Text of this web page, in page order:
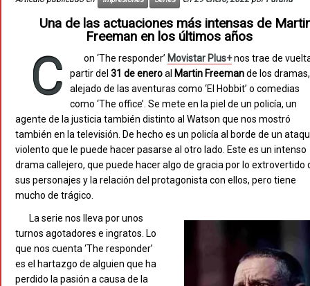
Una de las actuaciones más intensas de
Freeman en los últimos años
C on ‘The responder’ Movistar Plus+nos trae de
partir del 31 de eneroal Martin Freemande los dramas,
alejado de las aventuras como ‘El Hobbit’ o comedias
como ‘The office’. Se mete en la piel de un policía, un
agente de la justicia también distinto al Watson que nos mostró
también en la televisión. De hecho es un policía al borde de un
violento que le puede hacer pasarse al otro lado. Este es un intenso
drama callejero, que puede hacer algo de gracia por lo extrovertido
sus personajes y la relación del protagonista con ellos, pero tiene
mucho de trágico.
La serie nos lleva por unos
turnos agotadores e ingratos. Lo
que nos cuenta ‘The responder’
es el hartazgo de alguien que ha
perdido la pasión a causa de la